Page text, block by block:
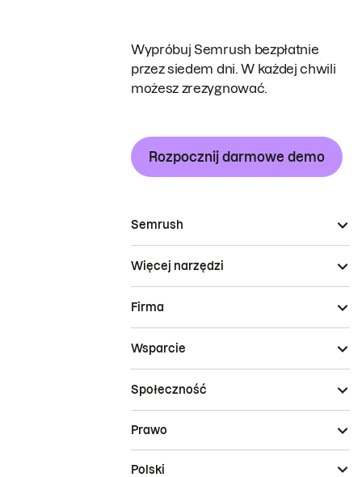
Wypróbuj Semrush bezpłatnie
przez siedem dni. W każdej chwili
możesz zrezygnować.
Rozpocznij darmowe demo
Semrush
Więcej narzędzi
Firma
Wsparcie
Społeczność
Prawo
Polski